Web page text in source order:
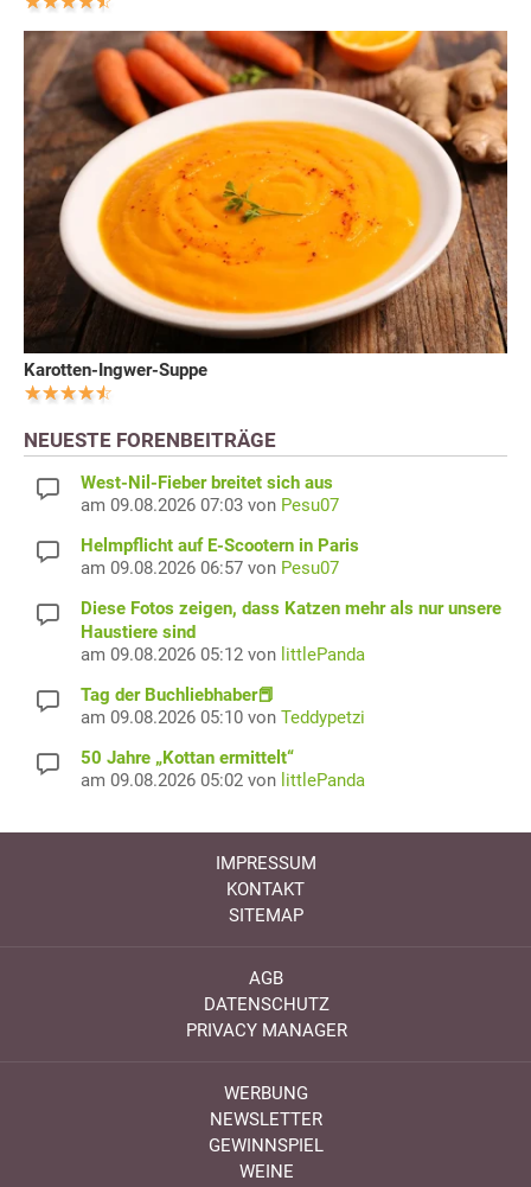
Karotten-Ingwer-Suppe
NEUESTE FORENBEITRÄGE
West-Nil-Fieber breitet sich aus
am 09.08.2026 07:03 von Pesu07
Helmpflicht auf E-Scootern in Paris
am 09.08.2026 06:57 von Pesu07
Diese Fotos zeigen, dass Katzen mehr als nur unsere
Haustiere sind
am 09.08.2026 05:12 von littlePanda
Tag der Buchliebhaber📕
am 09.08.2026 05:10 von Teddypetzi
50 Jahre „Kottan ermittelt“
am 09.08.2026 05:02 von littlePanda
IMPRESSUM
KONTAKT
SITEMAP
AGB
DATENSCHUTZ
PRIVACY MANAGER
WERBUNG
NEWSLETTER
GEWINNSPIEL
WEINE